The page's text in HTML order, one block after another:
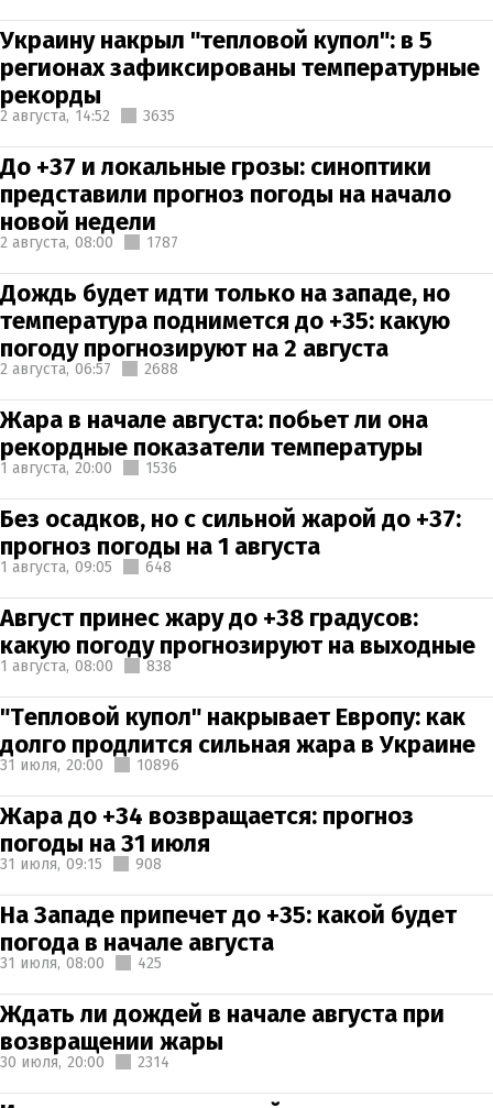
Украину накрыл "тепловой купол": в 5
регионах зафиксированы температурные
рекорды
2 августа, 14:52 3635
До +37 и локальные грозы: синоптики
представили прогноз погоды на начало
новой недели
2 августа, 08:00 1787
Дождь будет идти только на западе, но
температура поднимется до +35: какую
погоду прогнозируют на 2 августа
2 августа, 06:57 2688
Жара в начале августа: побьет ли она
рекордные показатели температуры
1 августа, 20:00 1536
Без осадков, но с сильной жарой до +37:
прогноз погоды на 1 августа
1 августа, 09:05 648
Август принес жару до +38 градусов:
какую погоду прогнозируют на выходные
1 августа, 08:00 838
"Тепловой купол" накрывает Европу: как
долго продлится сильная жара в Украине
31 июля, 20:00 10896
Жара до +34 возвращается: прогноз
погоды на 31 июля
31 июля, 09:15 908
На Западе припечет до +35: какой будет
погода в начале августа
31 июля, 08:00 425
Ждать ли дождей в начале августа при
возвращении жары
30 июля, 20:00 2314